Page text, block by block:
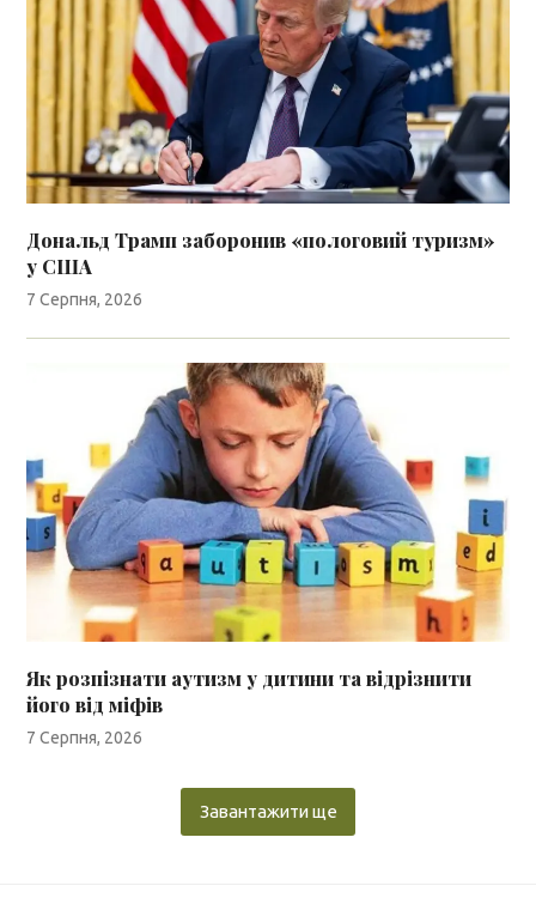
Дональд Трамп заборонив «пологовий туризм»
у США
7 Серпня, 2026
Як розпізнати аутизм у дитини та відрізнити
його від міфів
7 Серпня, 2026
Завантажити ще